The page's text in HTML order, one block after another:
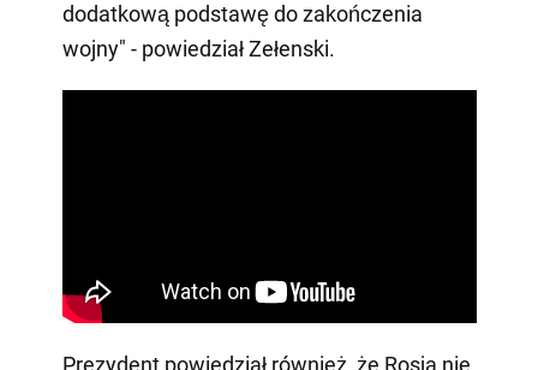
dodatkową podstawę do zakończenia
wojny" - powiedział Zełenski.
Prezydent powiedział również, że Rosja nie